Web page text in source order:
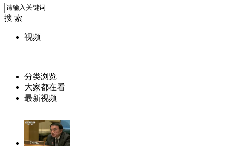
搜 索
视频
分类浏览
大家都在看
最新视频